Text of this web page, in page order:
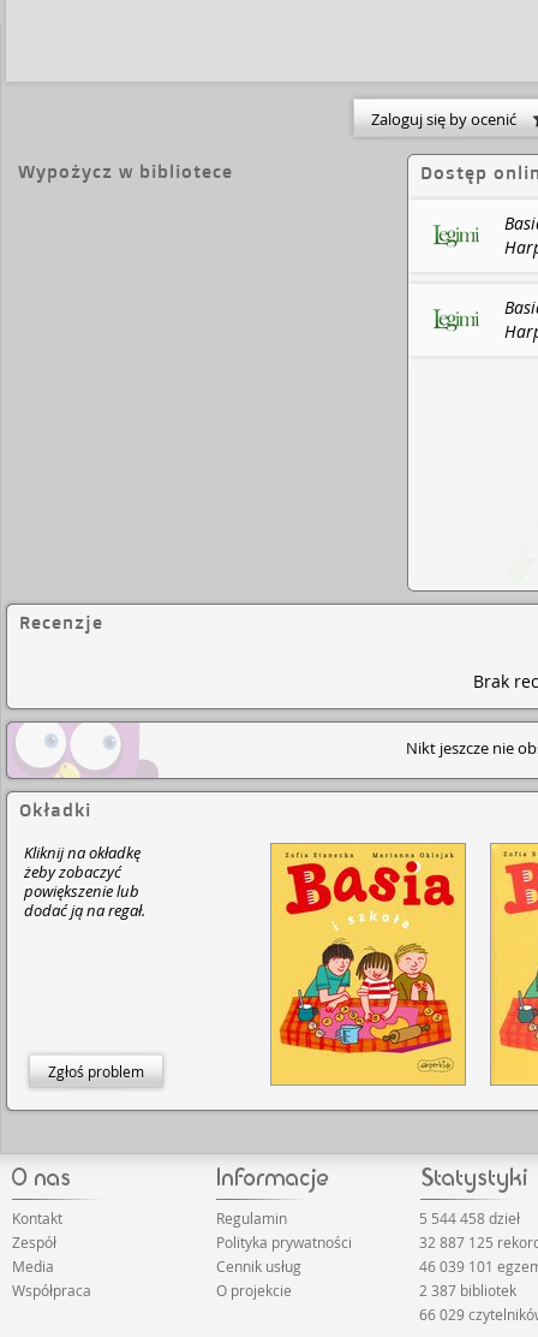
Zaloguj się by ocenić
Wypożycz w bibliotece Dostęp
Recenzje
Brak
Nikt jeszcze nie
Okładki
Kliknij na okładkę
żeby zobaczyć
powiększenie lub
dodać ją na regał.
Zgłoś problem
Kontakt
Zespół
Media
Współpraca
Regulamin
Polityka prywatności
Cennik usług
O projekcie
5 544 458 dzieł
32 887 125
46 039 101
2 387 bibliotek
66 029